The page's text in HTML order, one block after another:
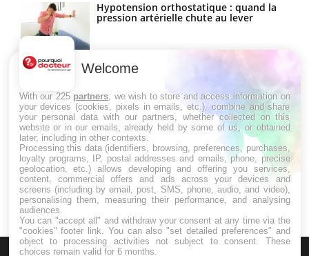
Hypotension orthostatique : quand la
pression artérielle chute au lever
Drépanocytose : une déformation des
globules rouges aux conséquences
Maladie de Charcot (Sclérose latérale
amyotrophique)
Welcome
With our 225 partners , we wish to store and access information on
your devices (cookies, pixels in emails, etc.), combine and share
your personal data with our partners, whether collected on this
website or in our emails, already held by some of us, or obtained
later, including in other contexts.
Processing this data (identifiers, browsing, preferences, purchases,
loyalty programs, IP, postal addresses and emails, phone, precise
geolocation, etc.) allows developing and offering you services,
content, commercial offers and ads across your devices and
screens (including by email, post, SMS, phone, audio, and video),
personalising them, measuring their performance, and analysing
audiences.
You can "accept all" and withdraw your consent at any time via the
"cookies" footer link . You can also "set detailed preferences" and
object to processing activities not subject to consent. These
choices remain valid for 6 months.